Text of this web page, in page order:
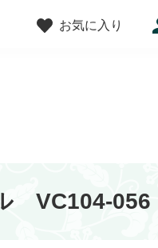
お気に入り
VC104-056